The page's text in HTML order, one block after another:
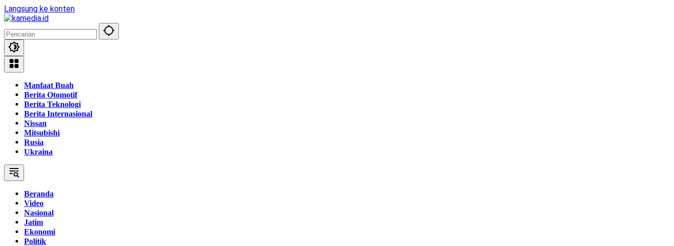
Langsung ke konten
Manfaat Buah
Berita Otomotif
Berita Teknologi
Berita Internasional
Nissan
Mitsubishi
Rusia
Ukraina
Beranda
Video
Nasional
Jatim
Ekonomi
Politik